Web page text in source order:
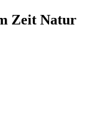
Zeit Natur